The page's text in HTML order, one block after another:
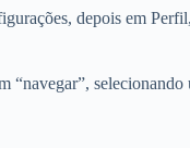
depois em
“navegar”,